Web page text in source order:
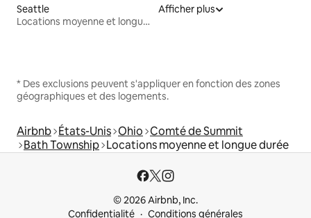
Seattle
Locations moyenne et longue durée
Afficher plus
* Des exclusions peuvent s'appliquer en fonction des zones
géographiques et des logements.
Airbnb États-Unis Ohio Comté de Summit
Bath Township Locations moyenne et longue durée
© 2026 Airbnb, Inc.
Confidentialité
Conditions générales